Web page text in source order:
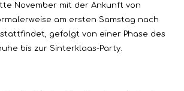
November mit der Ankunft von
am ersten Samstag nach
stattfindet, gefolgt von einer Phase des
bis zur Sinterklaas-Party.